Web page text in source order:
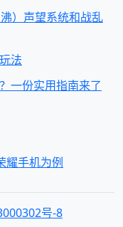
）声望系统和战乱
法
一份实用指南来了
耀手机为例
号-8